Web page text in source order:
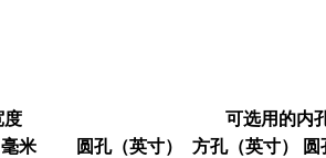
度
可选用的内
毫米 圆孔（英寸） 方孔（英寸） 圆